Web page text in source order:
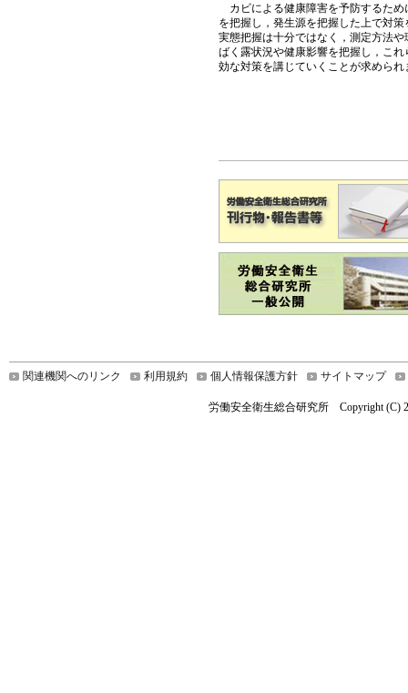
カビによる健康障害を予防するため
を把握し，発生源を把握した上で対
実態把握は十分ではなく，測定方法
ばく露状況や健康影響を把握し，こ
効な対策を講じていくことが求められ
関連機関へのリンク 利用規約 個人情報保護方針 サイトマップ
労働安全衛生総合研究所 Copyright (C)